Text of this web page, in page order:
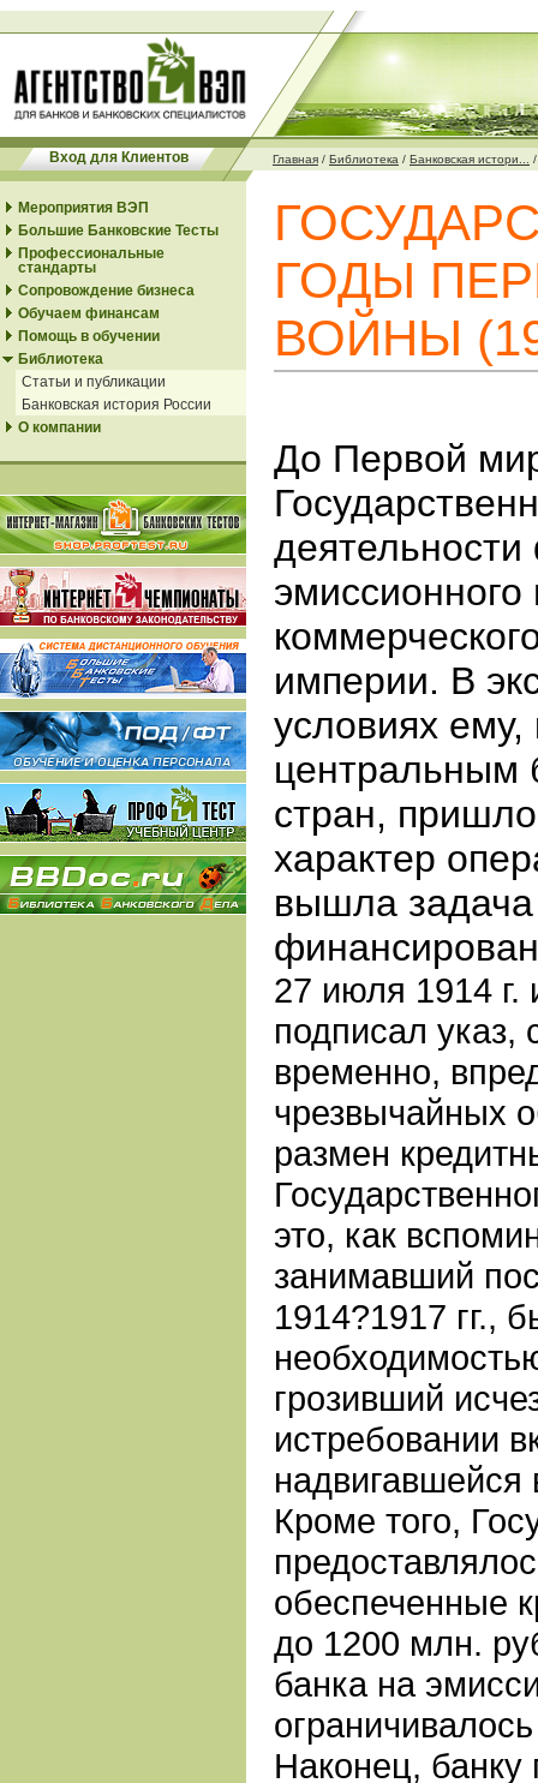
Вход для Клиентов Главная / Библиотека / Банковская истори...
Мероприятия ВЭП
Большие Банковские Тесты
Профессиональные
стандарты
Сопровождение бизнеса
Обучаем финансам
Помощь в обучении
Библиотека
Статьи и публикации
Банковская история России
О компании
ГОДЫ
ВОЙНЫ
До Первой
империи. В
условиях ему,
центральным
стран,
характер
вышла
27 июля 1914 г.
подписал указ,
временно,
чрезвычайных
размен
это, как
занимавший
1914?1917 гг.,
грозивший
истребовании
надвигавшейся
Кроме того,
обеспеченные
до 1200 млн.
банка на
Наконец, банку